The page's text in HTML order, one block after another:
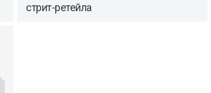
стрит-ретейла